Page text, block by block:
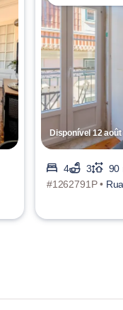
Disponível 12
4 3
90
#1262791P •